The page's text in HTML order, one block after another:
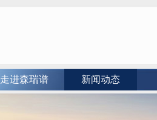
走进森瑞谱 新闻动态